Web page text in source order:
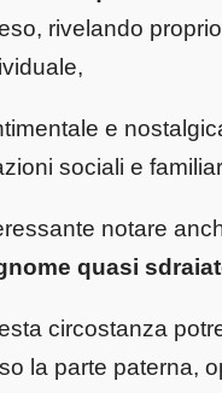
rivelando
e
sociali e
notare
quasi
circostanza
la parte paterna,